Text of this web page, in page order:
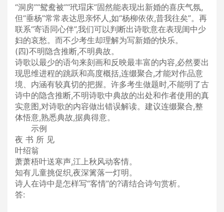
“洞房”“鸳鸯被”“玳瑁床”固然能表现出新婚的喜庆气氛,
但“垂杨”常常表达思亲怀人,如“杨柳依依,昔我往矣”。再
联系“寄语同心伴”,我们可以判断出诗歌意在表现闺中少
妇的哀愁。而不少考生却理解为写新婚的快乐。
(四)不明隐含推断,不明典故。
诗歌以最少的语句来刻画和反映最丰富的内容,必然要出
现思维进程的跳跃和高度概括,连缀聚合,才能对作品意
境、内涵有较真切的把握。许多考生做题时,不能明了古
诗中的隐含推断,不明诗歌中典故的出处和作者使用的真
实意图,对诗歌的内容做出错误解读。建议连缀聚合,整
体悟意,熟悉典故,据典得意。
示例
夜 书 所 见
叶绍翁
萧萧梧叶送寒声,江上秋风动客情。
知有儿童挑促织,夜深篱落一灯明。
诗人在诗中是怎样写“客情”的?请结合诗句赏析。
答: